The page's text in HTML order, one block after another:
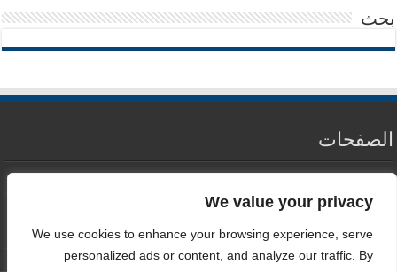
We value your privacy
We use cookies to enhance your browsing experience, serve
personalized ads or content, and analyze our traffic. By
بحث
الصفحات
سياسة الخصوصية
اتصل بنا